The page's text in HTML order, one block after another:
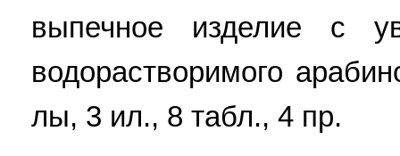
выпечное изделие с
водорастворимого
лы, 3 ил., 8 табл., 4 пр.